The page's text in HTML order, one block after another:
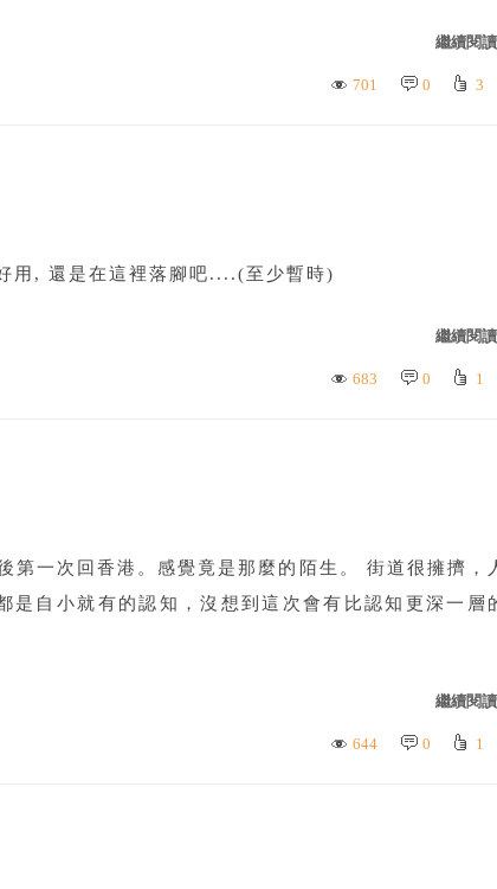
繼續閱
701 0 3
用, 還是在這裡落腳吧....(至少暫時)
繼續閱
683 0 1
第一次回香港。感覺竟是那麼的陌生。 街道很擁擠，
是自小就有的認知，沒想到這次會有比認知更深一層
繼續閱
644 0 1